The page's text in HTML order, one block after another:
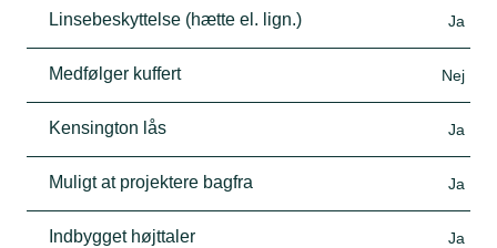
Linsebeskyttelse (hætte el. lign.) Ja
Medfølger kuffert Nej
Kensington lås Ja
Muligt at projektere bagfra Ja
Indbygget højttaler Ja